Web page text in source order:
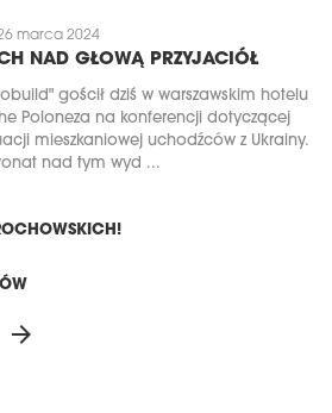
marca 2024
NAD GŁOWĄ PRZYJACIÓŁ
gościł dziś w warszawskim hotelu
Poloneza na konferencji dotyczącej
mieszkaniowej uchodźców z Ukrainy.
nad tym wyd ...
arrow_forward